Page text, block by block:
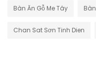
Bàn Ăn Gỗ Me Tây
Chan Sat Sơn Tinh Dien